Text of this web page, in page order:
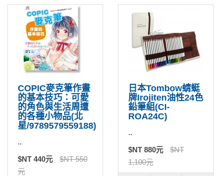
COPIC麥克筆作畫
的基本技巧：可愛
的角色與生活周遭
的各種小物品(北
星/9789579559188)
..
$NT 440元
$NT 550
元
日本Tombow蜻蜓
牌Irojiten油性24色
鉛筆組(CI-
ROA24C)
..
$NT 880元
$NT
1,100元